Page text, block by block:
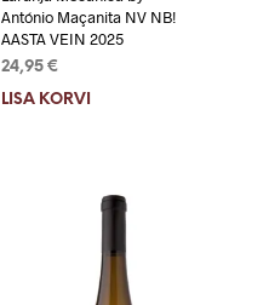
António Maçanita NV NB!
AASTA VEIN 2025
24,95 €
LISA KORVI